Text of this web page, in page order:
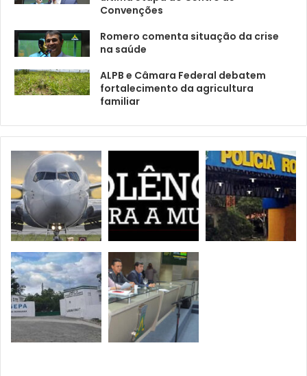
Convenções
Romero comenta situação da crise
na saúde
ALPB e Câmara Federal debatem
fortalecimento da agricultura
familiar